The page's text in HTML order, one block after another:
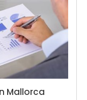
Mallorca